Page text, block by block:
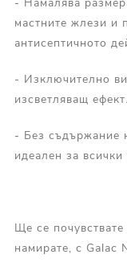
мастните жлези и
антисептичното
- Изключително
изсветляващ ефект.
- Без съдържание
идеален за
Ще се
намирате, с Galac